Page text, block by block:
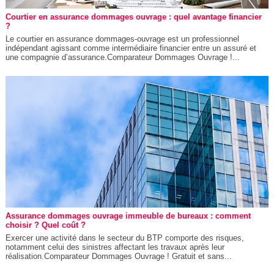
Courtier en assurance dommages ouvrage : quel avantage financier
?
Le courtier en assurance dommages-ouvrage est un professionnel
indépendant agissant comme intermédiaire financier entre un assuré et
une compagnie d’assurance.Comparateur Dommages Ouvrage !...
Assurance dommages ouvrage immeuble de bureaux : comment
choisir ? Quel coût ?
Exercer une activité dans le secteur du BTP comporte des risques,
notamment celui des sinistres affectant les travaux après leur
réalisation.Comparateur Dommages Ouvrage ! Gratuit et sans...